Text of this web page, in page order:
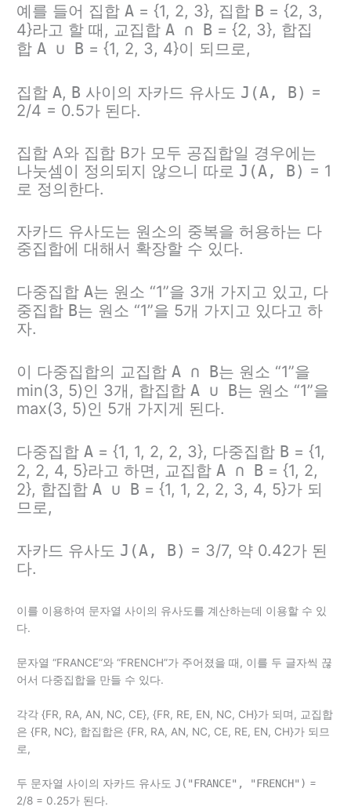
예를 들어 집합A = {1, 2, 3}, 집합 B = {2, 3,
4}라고 할 때, 교집합A ∩ B = {2, 3}, 합집
합A ∪ B = {1, 2, 3, 4}이 되므로,
집합A, B 사이의 자카드 유사도 J(A, B) =
2/4 = 0.5가 된다.
집합 A와 집합 B가 모두 공집합일 경우에는
나눗셈이 정의되지 않으니 따로 J(A, B) = 1
로 정의한다.
자카드 유사도는 원소의 중복을 허용하는 다
중집합에 대해서 확장할 수 있다.
다중집합A는 원소 “1”을 3개 가지고 있고, 다
중집합 B는 원소 “1”을 5개 가지고 있다고 하
자.
이 다중집합의 교집합A ∩ B는 원소 “1”을
min(3, 5)인 3개, 합집합A ∪ B는 원소 “1”을
max(3, 5)인 5개 가지게 된다.
다중집합A = {1, 1, 2, 2, 3}, 다중집합 B = {1,
2, 2, 4, 5}라고 하면, 교집합A ∩ B = {1, 2,
2}, 합집합A ∪ B = {1, 1, 2, 2, 3, 4, 5}가 되
므로,
자카드 유사도 J(A, B) = 3/7, 약 0.42가 된
다.
이를 이용하여 문자열 사이의 유사도를 계산하는데 이용할 수 있
다.
문자열 “FRANCE”와 “FRENCH”가 주어졌을 때, 이를 두 글자씩 끊
어서 다중집합을 만들 수 있다.
각각 {FR, RA, AN, NC, CE}, {FR, RE, EN, NC, CH}가 되며, 교집합
은 {FR, NC}, 합집합은 {FR, RA, AN, NC, CE, RE, EN, CH}가 되므
로,
두 문자열 사이의 자카드 유사도J("FRANCE", "FRENCH") =
2/8 = 0.25가 된다.